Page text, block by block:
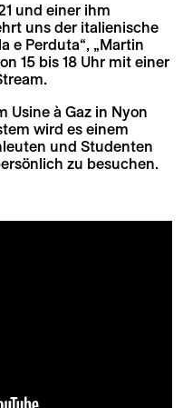
und einer ihm
uns der italienische
e Perduta“, „Martin
15 bis 18 Uhr mit einer
Usine à Gaz in Nyon
wird es einem
und Studenten
zu besuchen.